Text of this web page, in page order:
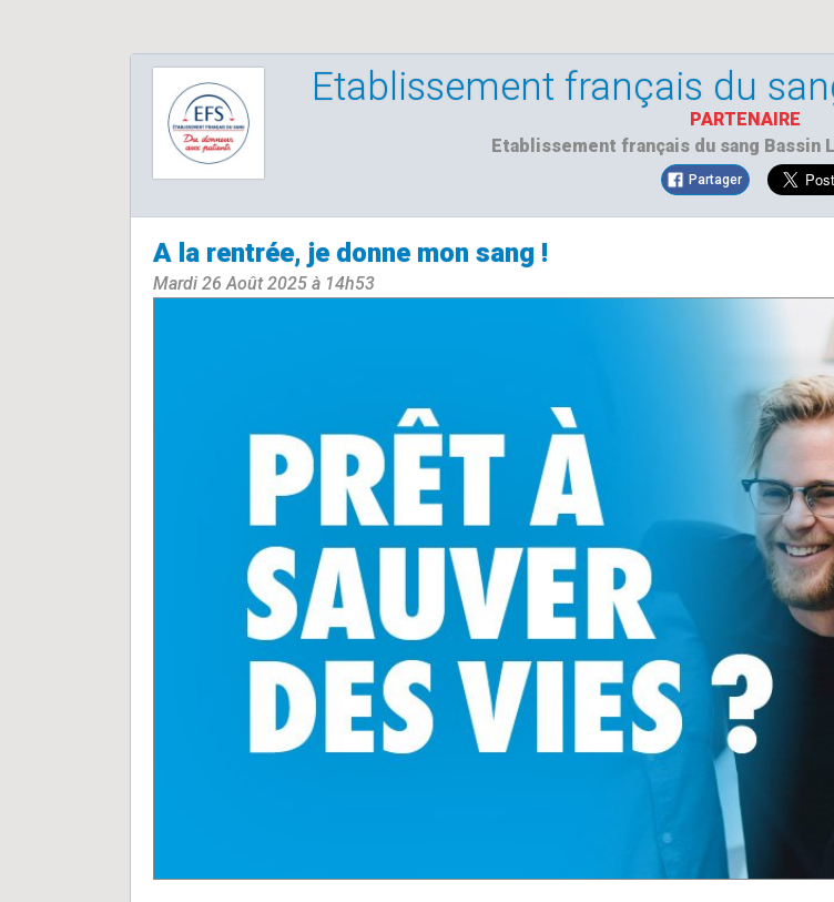
Etablissement français du
PARTENAIRE
Etablissement français du sang Bassin
Partager
A la rentrée, je donne mon sang !
Mardi 26 Août 2025 à 14h53